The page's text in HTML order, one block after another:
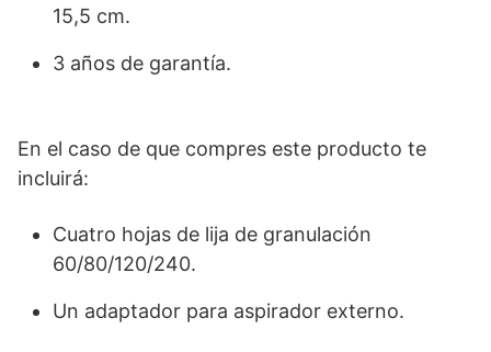
15,5 cm.
3 años de garantía.
En el caso de que compres este producto te
incluirá:
Cuatro hojas de lija de granulación
60/80/120/240.
Un adaptador para aspirador externo.